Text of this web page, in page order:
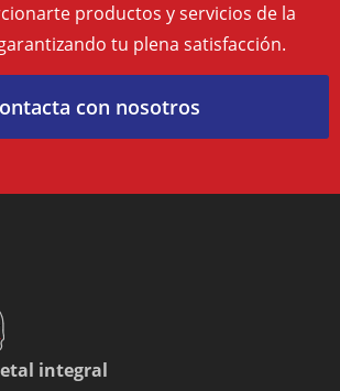
productos y servicios de la
tu plena satisfacción.
con nosotros
integral